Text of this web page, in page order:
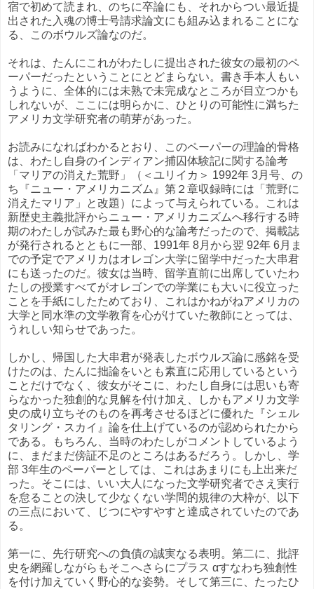
宿で初めて読まれ、のちに卒論にも、それからつい最近提
出された入魂の博士号請求論文にも組み込まれることにな
る、このボウルズ論なのだ。
それは、たんにこれがわたしに提出された彼女の最初のペ
ーパーだったということにとどまらない。書き手本人もい
うように、全体的には未熟で未完成なところが目立つかも
しれないが、ここには明らかに、ひとりの可能性に満ちた
アメリカ文学研究者の萌芽があった。
お読みになればわかるとおり、このペーパーの理論的骨格
は、わたし自身のインディアン捕囚体験記に関する論考
「マリアの消えた荒野」（＜ユリイカ＞ 1992年 3月号、の
ち『ニュー・アメリカニズム』第２章収録時には「荒野に
消えたマリア」と改題）によって与えられている。これは
新歴史主義批評からニュー・アメリカニズムへ移行する時
期のわたしが試みた最も野心的な論考だったので、掲載誌
が発行されるとともに一部、1991年 8月から翌 92年 6月ま
での予定でアメリカはオレゴン大学に留学中だった大串君
にも送ったのだ。彼女は当時、留学直前に出席していたわ
たしの授業すべてがオレゴンでの学業にも大いに役立った
ことを手紙にしたためており、これはかねがねアメリカの
大学と同水準の文学教育を心がけていた教師にとっては、
うれしい知らせであった。
しかし、帰国した大串君が発表したボウルズ論に感銘を受
けたのは、たんに拙論をいとも素直に応用しているという
ことだけでなく、彼女がそこに、わたし自身には思いも寄
らなかった独創的な見解を付け加え、しかもアメリカ文学
史の成り立ちそのものを再考させるほどに優れた『シェル
タリング・スカイ』論を仕上げているのが認められたから
である。もちろん、当時のわたしがコメントしているよう
に、まだまだ傍証不足のところはあるだろう。しかし、学
部 3年生のペーパーとしては、これはあまりにも上出来だ
った。そこには、いい大人になった文学研究者でさえ実行
を怠ることの決して少なくない学問的規律の大枠が、以下
の三点において、じつにやすやすと達成されていたのであ
る。
第一に、先行研究への負債の誠実なる表明。第二に、批評
史を網羅しながらもそこへさらにプラス αすなわち独創性
を付け加えていく野心的な姿勢。そして第三に、たったひ